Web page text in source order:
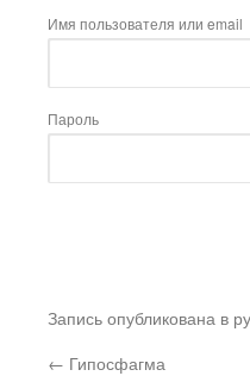
Имя пользователя или email
Пароль
Запись опубликована в
← Гипосфагма